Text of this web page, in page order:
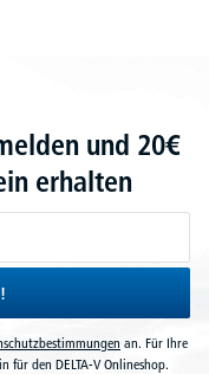
und 20€
erhalten
an. Für Ihre
für den DELTA-V Onlineshop.